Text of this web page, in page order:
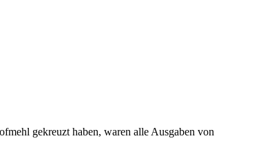
gekreuzt haben, waren alle Ausgaben von